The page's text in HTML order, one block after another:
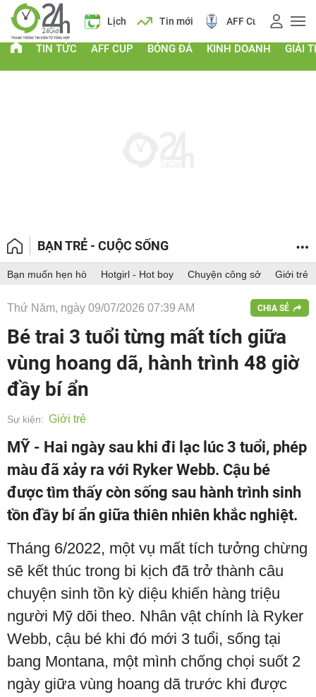
Giá vàng Lịch Tin mới AFF Cup Giá
TIN TỨC AFF CUP BÓNG ĐÁ KINH DOANH GIẢI
BẠN TRẺ - CUỘC SỐNG
Bạn muốn hẹn hò Hotgirl - Hot boy Chuyện công sở Giới trẻ
Thứ Năm, ngày 09/07/2026 07:39 AM CHIA SẺ
Bé trai 3 tuổi từng mất tích giữa
vùng hoang dã, hành trình 48 giờ
đầy bí ẩn
Sự kiện: Giới trẻ
MỸ - Hai ngày sau khi đi lạc lúc 3 tuổi, phép
màu đã xảy ra với Ryker Webb. Cậu bé
được tìm thấy còn sống sau hành trình sinh
tồn đầy bí ẩn giữa thiên nhiên khắc nghiệt.
Tháng 6/2022, một vụ mất tích tưởng chừng
sẽ kết thúc trong bi kịch đã trở thành câu
chuyện sinh tồn kỳ diệu khiến hàng triệu
người Mỹ dõi theo. Nhân vật chính là Ryker
Webb, cậu bé khi đó mới 3 tuổi, sống tại
bang Montana, một mình chống chọi suốt 2
ngày giữa vùng hoang dã trước khi được